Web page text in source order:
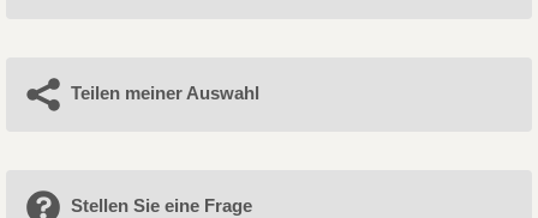
Teilen meiner Auswahl
Stellen Sie eine Frage